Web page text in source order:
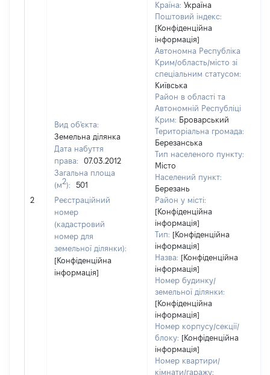
2
Вид об'єкта:
Земельна ділянка
Дата набуття
права:
07.03.2012
Загальна площа
(м2):
501
Реєстраційний
номер
(кадастровий
номер для
земельної ділянки):
[Конфіденційна
інформація]
Країна: Україна
Поштовий індекс:
[Конфіденційна
інформація]
Автономна Республіка
Крим/область/місто зі
спеціальним статусом:
Київська
Район в області та
Автономній Республіці
Крим: Броварський
Територіальна громада:
Березанська
Тип населеного пункту:
Місто
Населений пункт:
Березань
Район у місті:
[Конфіденційна
інформація]
Тип: [Конфіденційна
інформація]
Назва: [Конфіденційна
інформація]
Номер будинку/
земельної ділянки:
[Конфіденційна
інформація]
Номер корпусу/секції/
блоку: [Конфіденційна
інформація]
Номер квартири/
кімнати/гаражу: